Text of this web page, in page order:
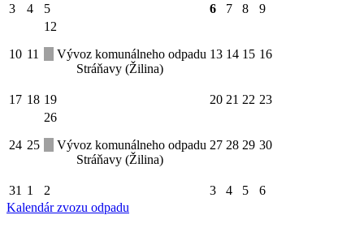
3 4 5 6 7 8 9
10 11
12
Vývoz komunálneho odpadu
Stráňavy (Žilina)
13 14 15 16
17 18 19 20 21 22 23
24 25
26
Vývoz komunálneho odpadu
Stráňavy (Žilina)
27 28 29 30
31 1 2 3 4 5
6
Kalendár zvozu odpadu